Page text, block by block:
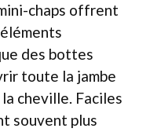
chaps offrent
des bottes
toute la jambe
cheville. Faciles
souvent plus